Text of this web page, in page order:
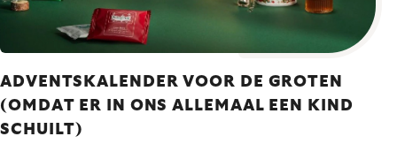
ADVENTSKALENDER VOOR DE GROTEN
(OMDAT ER IN ONS ALLEMAAL EEN KIND
SCHUILT)